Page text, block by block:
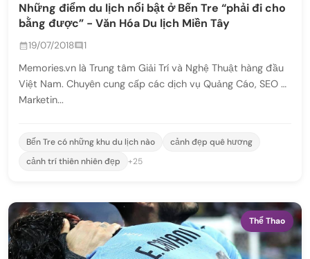
Những điểm du lịch nổi bật ở Bến Tre “phải đi cho
bằng được” - Văn Hóa Du lịch Miền Tây
19/07/2018 1
Memories.vn là Trung tâm Giải Trí và Nghệ Thuật hàng đầu
Việt Nam. Chuyên cung cấp các dịch vụ Quảng Cáo, SEO -
Marketin...
Bến Tre có những khu du lịch nào
cảnh đẹp quê hương
cảnh trí thiên nhiên đẹp
+25
Thể Thao